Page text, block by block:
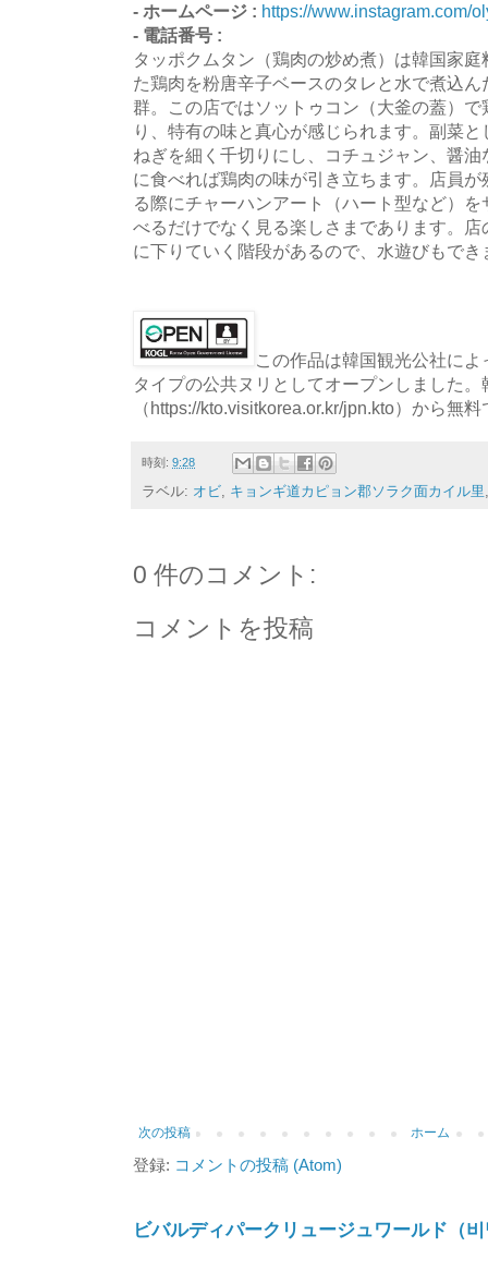
- ホームページ : https://www.instagram.com/
- 電話番号 :
タッポクムタン（鶏肉の炒め煮）は韓国家
た鶏肉を粉唐辛子ベースのタレと水で煮込
群。この店ではソットゥコン（大釜の蓋）
り、特有の味と真心が感じられます。副菜
ねぎを細く千切りにし、コチュジャン、醤
に食べれば鶏肉の味が引き立ちます。店員
る際にチャーハンアート（ハート型など）
べるだけでなく見る楽しさまであります。
に下りていく階段があるので、水遊びもでき
この作品は韓国観光公社に
タイプの公共ヌリとしてオープンしました。
（https://kto.visitkorea.or.kr/jpn.kto）から無
時刻: 9:28
ラベル: オビ, キョンギ道カピョン郡ソラク面カイル里
0 件のコメント:
コメントを投稿
次の投稿 ホーム
登録: コメントの投稿 (Atom)
ビバルディパークリュージュワールド（